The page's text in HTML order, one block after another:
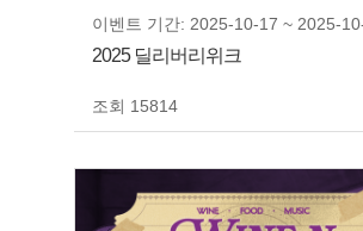
이벤트 기간: 2025-10-17 ~ 2025-
2025 딜리버리위크
조회 15814